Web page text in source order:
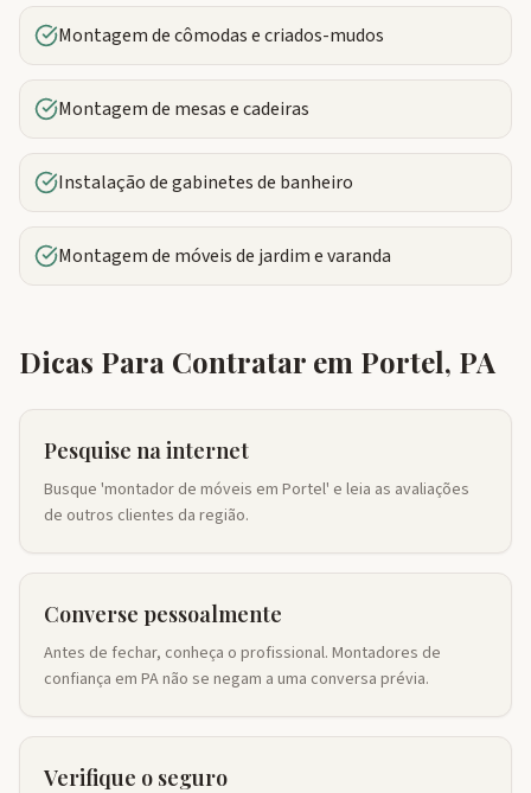
Montagem de cômodas e criados-mudos
Montagem de mesas e cadeiras
Instalação de gabinetes de banheiro
Montagem de móveis de jardim e varanda
Dicas Para Contratar em Portel, PA
Pesquise na internet
Busque 'montador de móveis em Portel' e leia as avaliações
de outros clientes da região.
Converse pessoalmente
Antes de fechar, conheça o profissional. Montadores de
confiança em PA não se negam a uma conversa prévia.
Verifique o seguro